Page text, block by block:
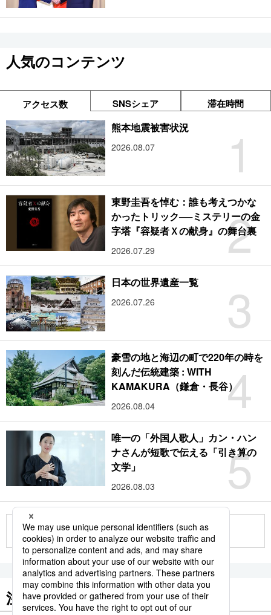
人気のコンテンツ
アクセス数 SNSシェア 滞在時間
1
熊本地震被害状況
2026.08.07
2
東野圭吾を悼む：誰も考えつかな
かったトリック──ミステリーの金
字塔『容疑者Ｘの献身』の舞台裏
2026.07.29
3
日本の世界遺産一覧
2026.07.26
4
豪雪の地と海辺の町で220年の時を
刻んだ伝統建築 : WITH
KAMAKURA（鎌倉・長谷）
2026.08.04
5
唯一の「外国人歌人」カン・ハン
ナさんが短歌で伝える「引き算の
文学」
2026.08.03
もっと見る
注目のキーワード